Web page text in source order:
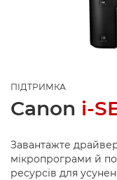
ПІДТРИМКА
Canon i-
Завантажте
мікропрограми й
ресурсів для